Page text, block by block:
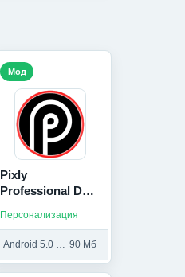
Pixly
Professional Dark
Персонализация
Android 5.0 и выше 90 Мб
Мод